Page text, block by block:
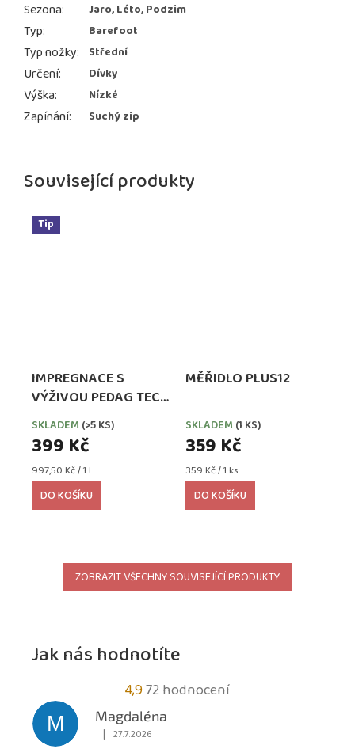
Související produkty
Tip
IMPREGNACE S
VÝŽIVOU PEDAG TECH
WATERPROOFER,
EXTRA SILNÁ
SKLADEM (>5 KS)
399 Kč
Měrná
cena:
997,50 Kč / 1 l
DO KOŠÍKU
MĚŘIDLO PLUS12
SKLADEM (1 KS)
359 Kč
Měrná
cena:
359 Kč / 1 ks
DO KOŠÍKU
ZOBRAZIT VŠECHNY SOUVISEJÍCÍ PRODUKTY
Sezona: Jaro, Léto, Podzim
Typ: Barefoot
Typ nožky: Střední
Určení: Dívky
Výška: Nízké
Zapínání: Suchý zip
Jak nás hodnotíte
4,9Průměrné
hodnocení
obchodu
72 hodnocení
M
Magdaléna
Hodnocení obchodu je 5 z 5 hvězdiček.
| 27.7.2026